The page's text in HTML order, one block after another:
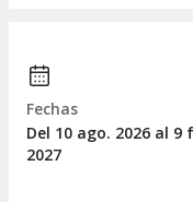
Fechas
Del 10 ago. 2026 al 9
2027